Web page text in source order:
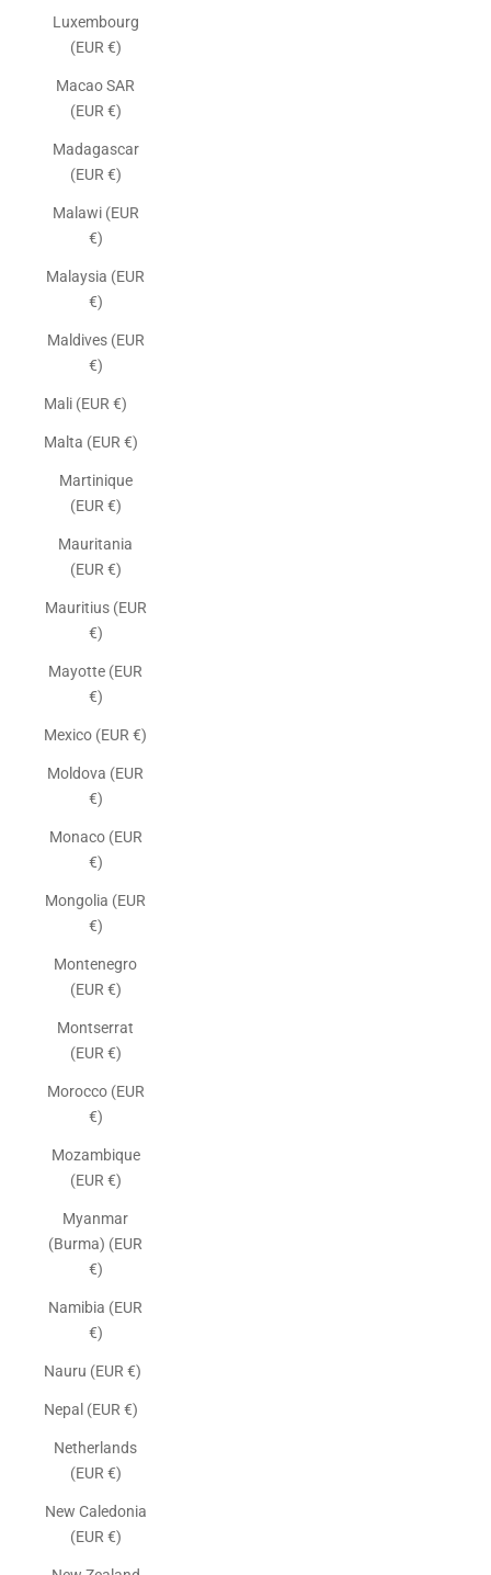
Luxembourg
(EUR €)
Macao SAR
(EUR €)
Madagascar
(EUR €)
Malawi (EUR
€)
Malaysia (EUR
€)
Maldives (EUR
€)
Mali (EUR €)
Malta (EUR €)
Martinique
(EUR €)
Mauritania
(EUR €)
Mauritius (EUR
€)
Mayotte (EUR
€)
Mexico (EUR €)
Moldova (EUR
€)
Monaco (EUR
€)
Mongolia (EUR
€)
Montenegro
(EUR €)
Montserrat
(EUR €)
Morocco (EUR
€)
Mozambique
(EUR €)
Myanmar
(Burma) (EUR
€)
Namibia (EUR
€)
Nauru (EUR €)
Nepal (EUR €)
Netherlands
(EUR €)
New Caledonia
(EUR €)